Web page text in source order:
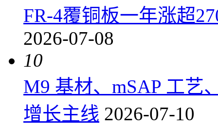
FR-4覆铜板一年涨超
2026-07-08
10
M9 基材、mSAP 工艺
增长主线 2026-07-10